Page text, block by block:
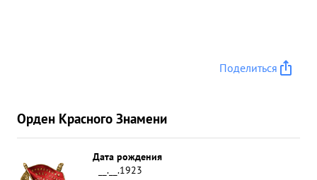
Поделиться
Орден Красного Знамени
Дата рождения
__.__.1923